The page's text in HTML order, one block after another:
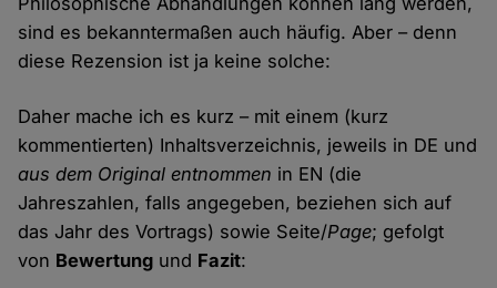
sind es bekanntermaßen auch häufig. Aber – denn
diese Rezension ist ja keine solche:
Daher mache ich es kurz – mit einem (kurz
kommentierten) Inhaltsverzeichnis, jeweils in DE und
aus dem Original entnommen in EN (die
Jahreszahlen, falls angegeben, beziehen sich auf
das Jahr des Vortrags) sowie Seite/Page; gefolgt
von Bewertung und Fazit: